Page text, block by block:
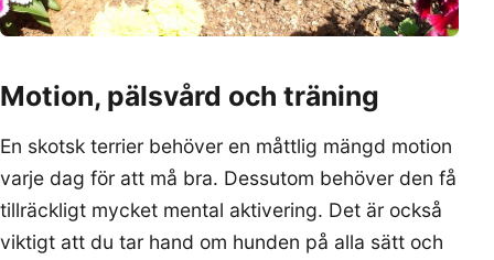
Motion, pälsvård och träning
En skotsk terrier behöver en måttlig mängd motion
varje dag för att må bra. Dessutom behöver den få
tillräckligt mycket mental aktivering. Det är också
viktigt att du tar hand om hunden på alla sätt och